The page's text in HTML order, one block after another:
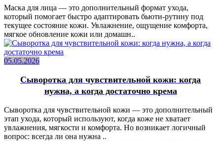
Маска для лица — это дополнительный формат ухода,
который помогает быстро адаптировать бьюти-рутину под
текущее состояние кожи. Увлажнение, ощущение комфорта,
мягкое обновление кожи или домашн..
05.05.2026
Сыворотка для чувствительной кожи: когда
нужна, а когда достаточно крема
Сыворотка для чувствительной кожи — это дополнительный
этап ухода, который используют, когда коже не хватает
увлажнения, мягкости и комфорта. Но возникает логичный
вопрос: всегда ли она нужна ..